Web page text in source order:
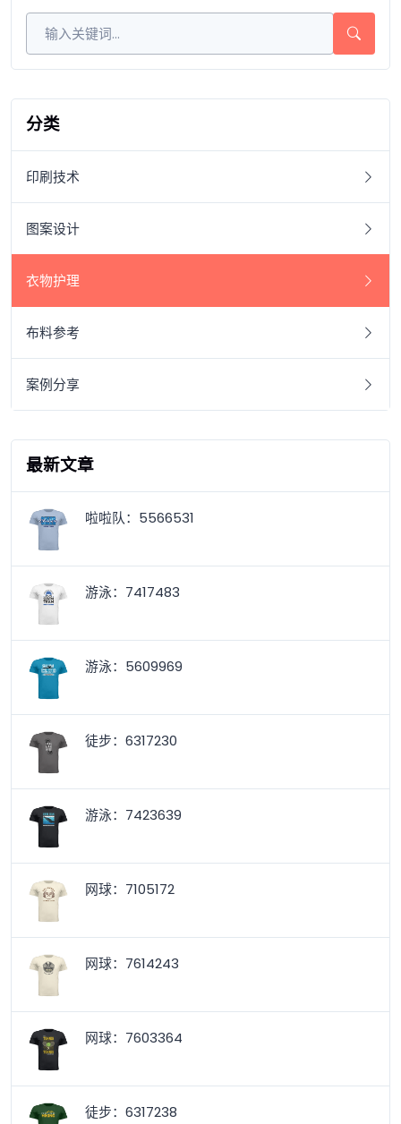
分类
印刷技术
图案设计
衣物护理
布料参考
案例分享
最新文章
啦啦队：5566531
游泳：7417483
游泳：5609969
徒步：6317230
游泳：7423639
网球：7105172
网球：7614243
网球：7603364
徒步：6317238